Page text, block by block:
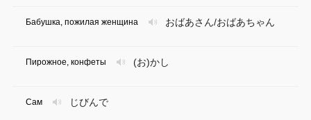
おばあさん/おばあちゃん
Бабушка, пожилая женщина
(お)かし
Пирожное, конфеты
じびんで
Сам